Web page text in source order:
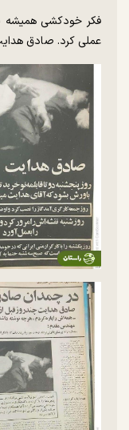
فکر خودکشی همیشه
عملی کرد. صادق هدایت متولد ۲۸